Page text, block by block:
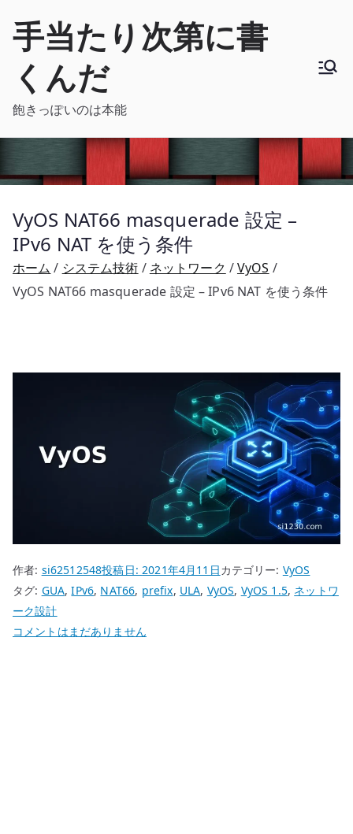
手当たり次第に書
くんだ
飽きっぽいのは本能
VyOS NAT66 masquerade 設定 –
IPv6 NAT を使う条件
ホーム システム技術 ネットワーク
VyOS
VyOS NAT66 masquerade 設定 – IPv6 NAT を使う条件
作者: si62512548投稿日:2021年4月11日カテゴリー: VyOS
タグ: GUA,IPv6, NAT66, prefix, ULA, VyOS, VyOS 1.5, ネットワ
ーク設計
VyOS
コメントはまだありません